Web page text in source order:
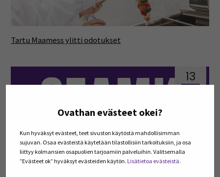
Ovathan evästeet okei?
Kun hyväksyt evästeet, teet sivuston käytöstä mahdollisimman
sujuvan. Osaa evästeistä käytetään tilastollisiin tarkoituksiin, ja osa
liittyy kolmansien osapuolien tarjoamiin palveluihin. Valitsemalla
”Evästeet ok” hyväksyt evästeiden käytön. Lisätietoa evästeistä.
Tartu Maamess ylitti odotukset
13